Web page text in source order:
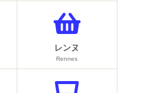
レンヌ
Rennes